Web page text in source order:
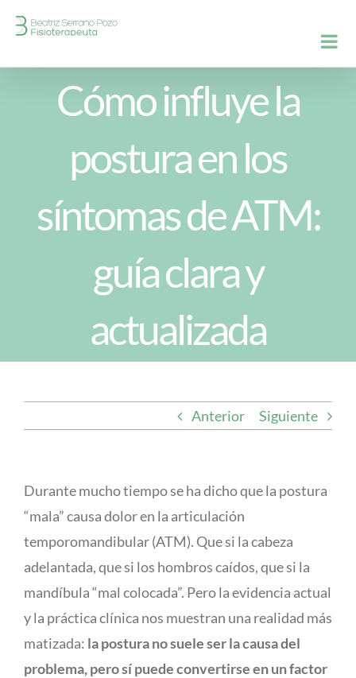
Saltar
contenido
Cómo influye la
postura en los
síntomas de ATM:
guía clara y
actualizada
Anterior Siguiente
Durante mucho tiempo se ha dicho que la postura
“mala” causa dolor en la articulación
temporomandibular (ATM). Que si la cabeza
adelantada, que si los hombros caídos, que si la
mandíbula “mal colocada”. Pero la evidencia actual
y la práctica clínica nos muestran una realidad más
matizada: la postura no suele ser la causa del
problema, pero sí puede convertirse en un factor